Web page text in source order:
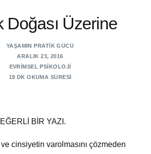
Doğası Üzerine
YAŞAMIN PRATIK GÜCÜ
ARALIK 23, 2016
EVRIMSEL PSIKOLOJI
19 DK OKUMA SÜRESI
BİR YAZI.
ve cinsiyetin varolmasını çözmeden